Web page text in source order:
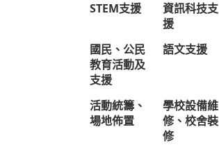
STEM支援
資訊科技支
援
國民、公民
教育活動及
支援
語文支援
活動統籌、
場地佈置
學校設備維
修、校舍裝
修